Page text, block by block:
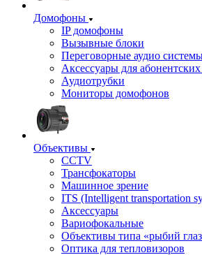
Домофоны
IP домофоны
Вызывные блоки
Переговорные аудио
Аксессуары для абонентских
Аудиотрубки
Мониторы домофонов
Объективы
CCTV
Трансфокаторы
Машинное зрение
ITS (Intelligent transportation
Аксессуары
Вариофокальные
Объективы типа «рыбий
Оптика для тепловизоров